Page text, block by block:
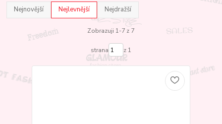
Nejnovější Nejlevnější Nejdražší
Zobrazuji 1-7 z 7
strana z 1